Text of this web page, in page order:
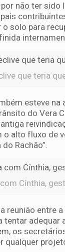
não ter sido
solo para
que teria
esteve na
do Vera
alto fluxo de
Rachão”.
Cínthia,
entre a
adequar
os
qualquer